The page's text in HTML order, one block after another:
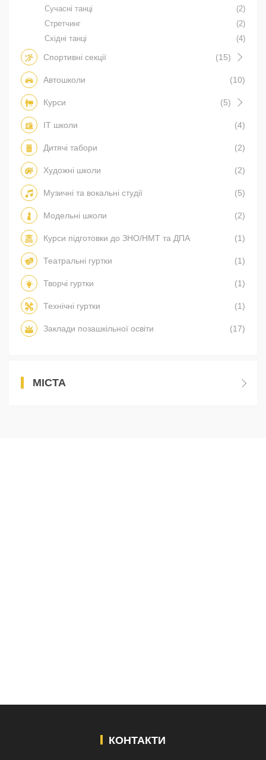
Сучасні танці
(2)
Стретчинг
(2)
Східні танці
(4)
Спортивні секції (15)
Автошколи (10)
Курси (5)
IT школи (4)
Дитячі табори (2)
Художні школи (2)
Музичні та вокальні студії (5)
Модельні школи (2)
Курси підготовки до ЗНО/НМТ та ДПА (1)
Театральні гуртки (1)
Творчі гуртки (1)
Технічні гуртки (1)
Заклади позашкільної освіти (17)
МІСТА
КОНТАКТИ